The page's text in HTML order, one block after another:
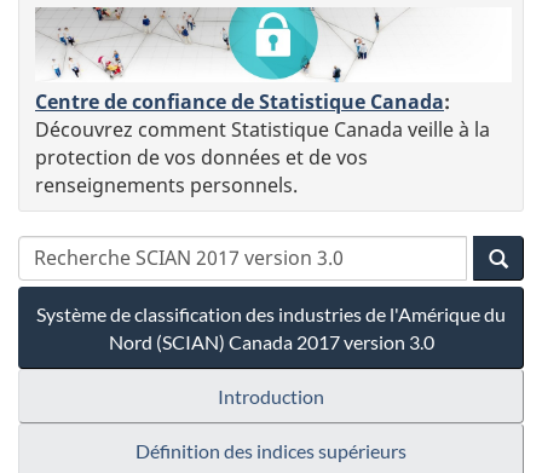
Centre de confiance de Statistique Canada:
Découvrez comment Statistique Canada veille à la
protection de vos données et de vos
renseignements personnels.
Système de classification des industries de l'Amérique du
Nord (SCIAN) Canada 2017 version 3.0
Introduction
Définition des indices supérieurs